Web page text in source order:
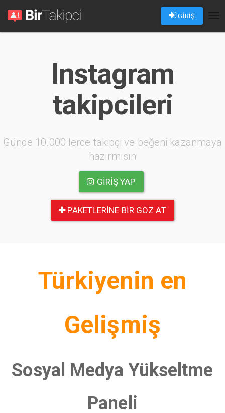
GİRİŞ
Instagram
takipcileri
Günde 10.000 lerce takipçi ve beğeni kazanmaya
hazırmısın
GIRIŞ YAP
PAKETLERINE BIR GÖZ AT
Türkiyenin en
Gelişmiş
Sosyal Medya Yükseltme
Paneli